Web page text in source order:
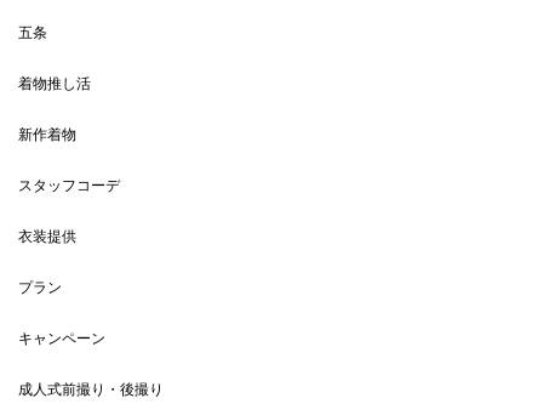
五条
着物推し活
新作着物
スタッフコーデ
衣装提供
プラン
キャンペーン
成人式前撮り・後撮り